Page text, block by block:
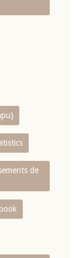
de